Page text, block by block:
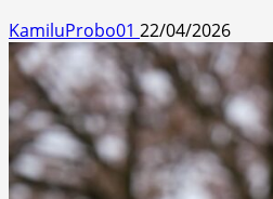
KamiluProbo01 22/04/2026